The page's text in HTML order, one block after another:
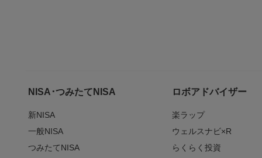
NISA･つみたてNISA
新NISA
一般NISA
つみたてNISA
ロボアドバイザー
楽ラップ
ウェルスナビ×R
らくらく投資